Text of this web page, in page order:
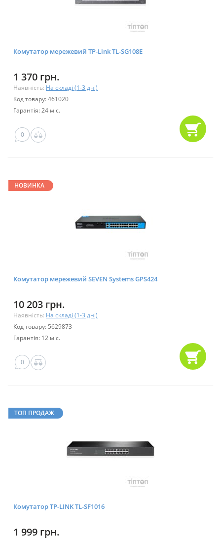
Комутатор мережевий TP-Link TL-SG108E
1 370 грн.
Наявність: На складі (1-3 дні)
Код товару: 461020
Гарантія: 24 міс.
0
НОВИНКА
Комутатор мережевий SEVEN Systems GPS424
10 203 грн.
Наявність: На складі (1-3 дні)
Код товару: 5629873
Гарантія: 12 міс.
0
ТОП ПРОДАЖ
Комутатор TP-LINK TL-SF1016
1 999 грн.